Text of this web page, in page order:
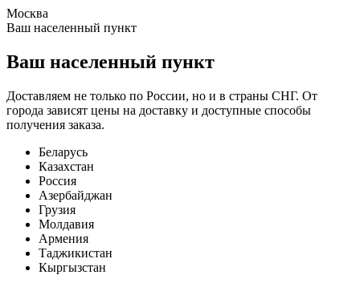
Москва
Ваш населенный пункт
Ваш населенный пункт
Доставляем не только по России, но и в страны СНГ. От
города зависят цены на доставку и доступные способы
получения заказа.
Беларусь
Казахстан
Россия
Азербайджан
Грузия
Молдавия
Армения
Таджикистан
Кыргызстан